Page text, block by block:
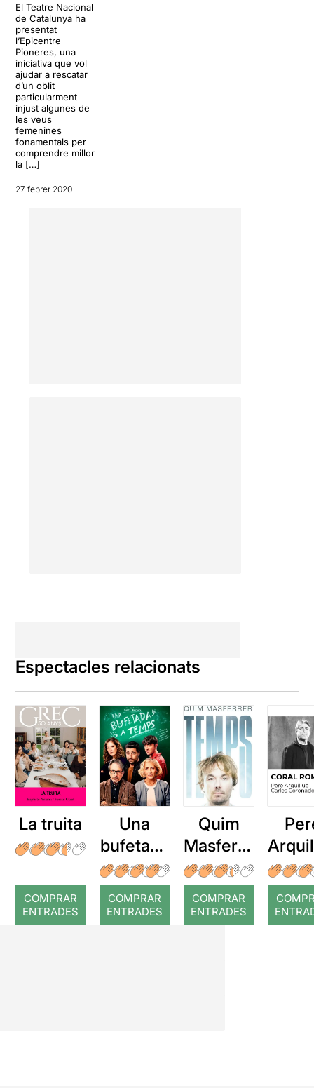
El Teatre Nacional
de Catalunya ha
presentat
l’Epicentre
Pioneres, una
iniciativa que vol
ajudar a rescatar
d’un oblit
particularment
injust algunes de
les veus
femenines
fonamentals per
comprendre millor
la […]
27 febrer 2020
Espectacles relacionats
La truita
COMPRAR
ENTRADES
Una
bufetada
a temps
COMPRAR
ENTRADES
Quim
Masferre
r: Temps
COMPRAR
ENTRADES
: